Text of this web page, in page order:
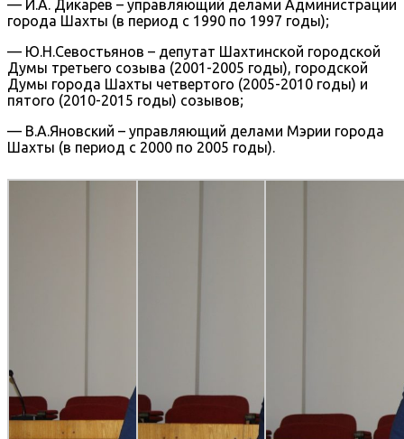
— И.А. Дикарев – управляющий делами Администрации
города Шахты (в период с 1990 по 1997 годы);
— Ю.Н.Севостьянов – депутат Шахтинской городской
Думы третьего созыва (2001-2005 годы), городской
Думы города Шахты четвертого (2005-2010 годы) и
пятого (2010-2015 годы) созывов;
— В.А.Яновский – управляющий делами Мэрии города
Шахты (в период с 2000 по 2005 годы).